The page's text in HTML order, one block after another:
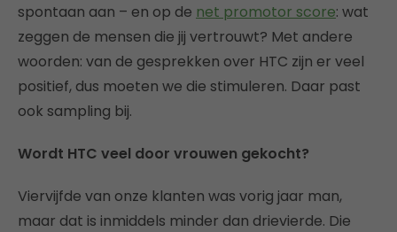
spontaan aan – en op de net promotor score: wat
zeggen de mensen die jij vertrouwt? Met andere
woorden: van de gesprekken over HTC zijn er veel
positief, dus moeten we die stimuleren. Daar past
ook sampling bij.
Wordt HTC veel door vrouwen gekocht?
Viervijfde van onze klanten was vorig jaar man,
maar dat is inmiddels minder dan drievierde. Die